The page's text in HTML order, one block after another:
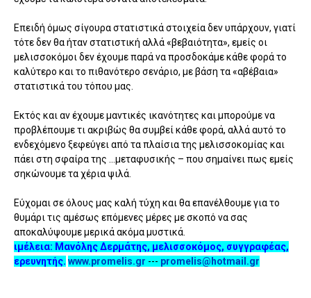
Επειδή όμως σίγουρα στατιστικά στοιχεία δεν υπάρχουν, γιατί
τότε δεν θα ήταν στατιστική αλλά «βεβαιότητα», εμείς οι
μελισσοκόμοι δεν έχουμε παρά να προσδοκάμε κάθε φορά το
καλύτερο και το πιθανότερο σενάριο, με βάση τα «αβέβαια»
στατιστικά του τόπου μας.
Εκτός και αν έχουμε μαντικές ικανότητες και μπορούμε να
προβλέπουμε τι ακριβώς θα συμβεί κάθε φορά, αλλά αυτό το
ενδεχόμενο ξεφεύγει από τα πλαίσια της μελισσοκομίας και
πάει στη σφαίρα της ...μεταφυσικής – που σημαίνει πως εμείς
σηκώνουμε τα χέρια ψιλά.
Εύχομαι σε όλους μας καλή τύχη και θα επανέλθουμε για το
θυμάρι τις αμέσως επόμενες μέρες με σκοπό να σας
αποκαλύψουμε μερικά ακόμα μυστικά.
ιμέλεια: Μανόλης Δερμάτης, μελισσοκόμος, συγγραφέας,
ερευνητής. www.promelis.gr --- promelis@hotmail.gr